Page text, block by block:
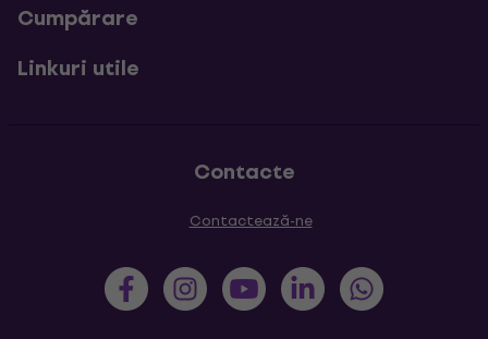
Cumpărare
Linkuri utile
Contacte
Contactează-ne